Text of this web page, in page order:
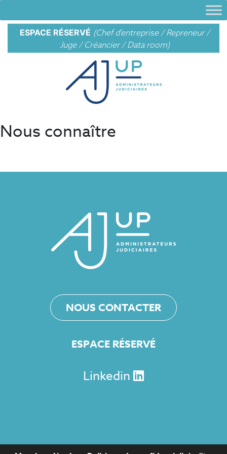
ESPACE RÉSERVÉ (Chef d'entreprise/Repreneur/
Juge/Créancier/Data room)
Nous connaître
NOUS CONTACTER
ESPACE RÉSERVÉ
Linkedin